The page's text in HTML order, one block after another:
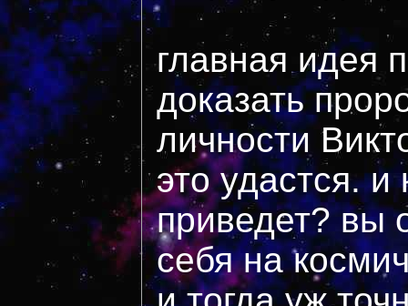
главная идея
доказать
личности
это удастся. и
приведет? вы
себя на